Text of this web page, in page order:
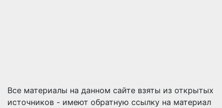
Все материалы на данном сайте взяты из открытых
источников - имеют обратную ссылку на материал